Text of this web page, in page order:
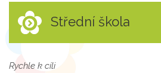
Střední škola
Rychle k cíli